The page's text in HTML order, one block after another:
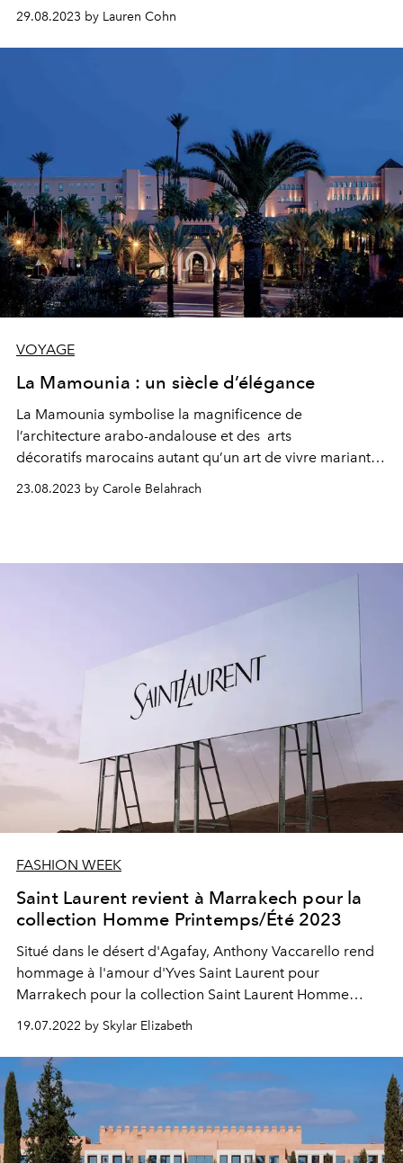
29.08.2023 by Lauren Cohn
VOYAGE
La Mamounia : un siècle d’élégance
La Mamounia symbolise la magnificence de
l’architecture arabo-andalouse et des arts
décoratifs marocains autant qu’un art de vivre mariant à
merveille luxe et tradition. Son
univers chaleureux et raffiné promet
23.08.2023 by Carole Belahrach
FASHION WEEK
Saint Laurent revient à Marrakech pour la
collection Homme Printemps/Été 2023
Situé dans le désert d'Agafay, Anthony Vaccarello rend
hommage à l'amour d'Yves Saint Laurent pour
Marrakech pour la collection Saint Laurent Homme
Printemps/Été 2023. Découvrez chaque look ci-dessous.
19.07.2022 by Skylar Elizabeth